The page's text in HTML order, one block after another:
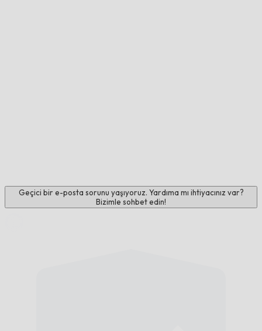
Geçici bir e-posta sorunu yaşıyoruz. Yardıma mı ihtiyacınız var?
Bizimle sohbet edin!